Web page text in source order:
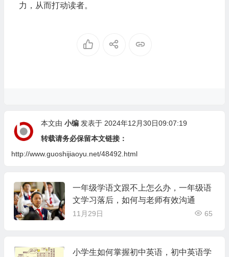
力，从而打动读者。
本文由 小编发表于 2024年12月30日09:07:19
转载请务必保留本文链接：
http://www.guoshijiaoyu.net/48492.html
一年级学语文跟不上怎么办，一年级语
文学习落后，如何与老师有效沟通
11月29日 65
小学生如何掌握初中英语，初中英语学